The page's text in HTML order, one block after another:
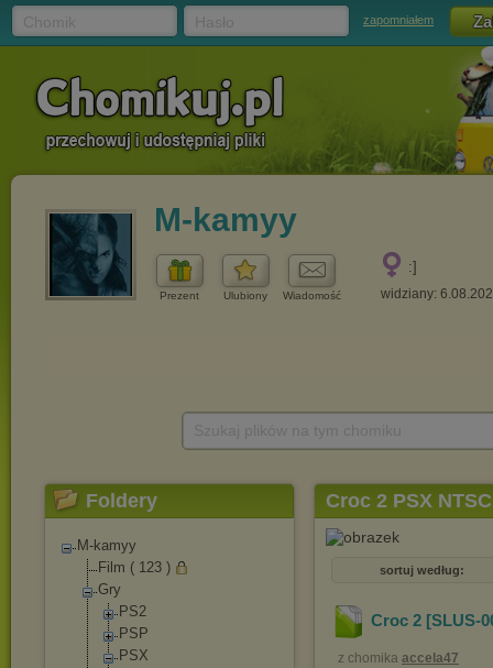
zapomniałem
M-kamyy
Prezent Ulubiony Wiadomość
:]
widziany:
Foldery
M-kamyy
Film ( 123 )
Gry
PS2
PSP
PSX
Croc 2 PSX NTSC
sortuj według:
Croc 2 [SLUS-
z chomika accela47